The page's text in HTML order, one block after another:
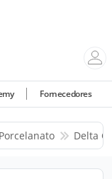
Fornecedores
Delta